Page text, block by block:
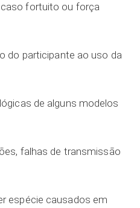
fortuito ou força
do participante ao uso da
de alguns modelos
falhas de transmissão
espécie causados em